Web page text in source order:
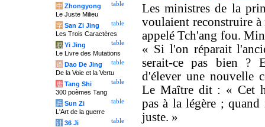
Les ministres de la
voulaient reconstruire à
appelé Tch'ang fou.
« Si l'on réparait
serait-ce pas bien ?
d'élever une nouvelle
Le Maître dit : « Cet
pas à la légère ;
juste. »
table
中 Zhongyong
Le Juste Milieu
table
字 San Zi Jing
Les Trois Caractères
table
易 Yi Jing
Le Livre des Mutations
table
道 Dao De Jing
De la Voie et la Vertu
table
唐 Tang Shi
300 poèmes Tang
table
兵 Sun Zi
L'Art de la guerre
table
计 36 Ji